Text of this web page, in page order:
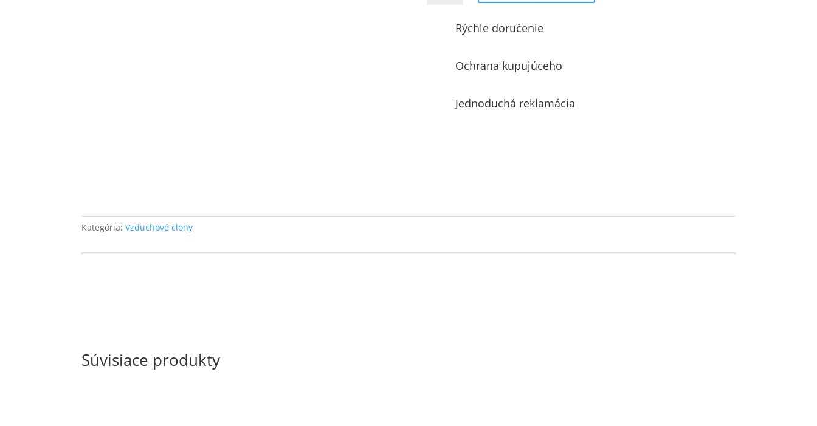
Rýchle doručenie
Ochrana kupujúceho
Jednoduchá reklamácia
Kategória:Vzduchové clony
Súvisiace produkty